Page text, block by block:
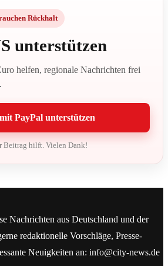
Rückhalt
unterstützen
helfen, regionale Nachrichten frei
PayPal unterstützen
Beitrag hilft. Vielen Dank!
Nachrichten aus Deutschland und der
redaktionelle Vorschläge, Presse-
Neuigkeiten an: info@city-news.de